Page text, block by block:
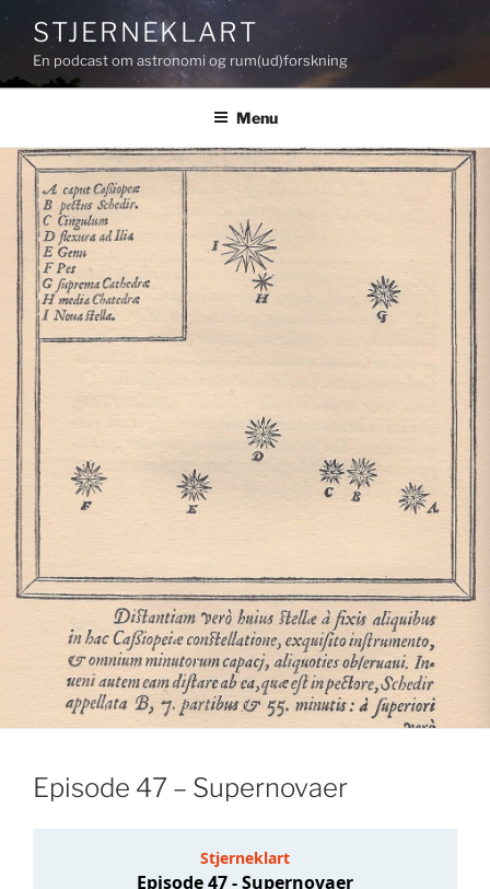
indhold
STJERNEKLART
En podcast om astronomi og rum(ud)forskning
Menu
Episode 47 – Supernovaer